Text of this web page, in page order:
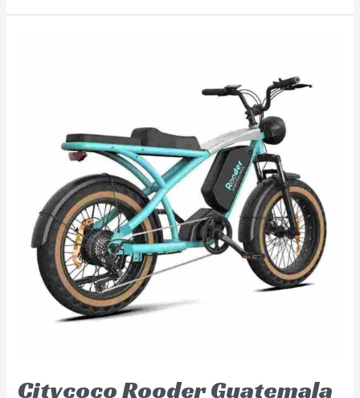
Citycoco Rooder Guatemala